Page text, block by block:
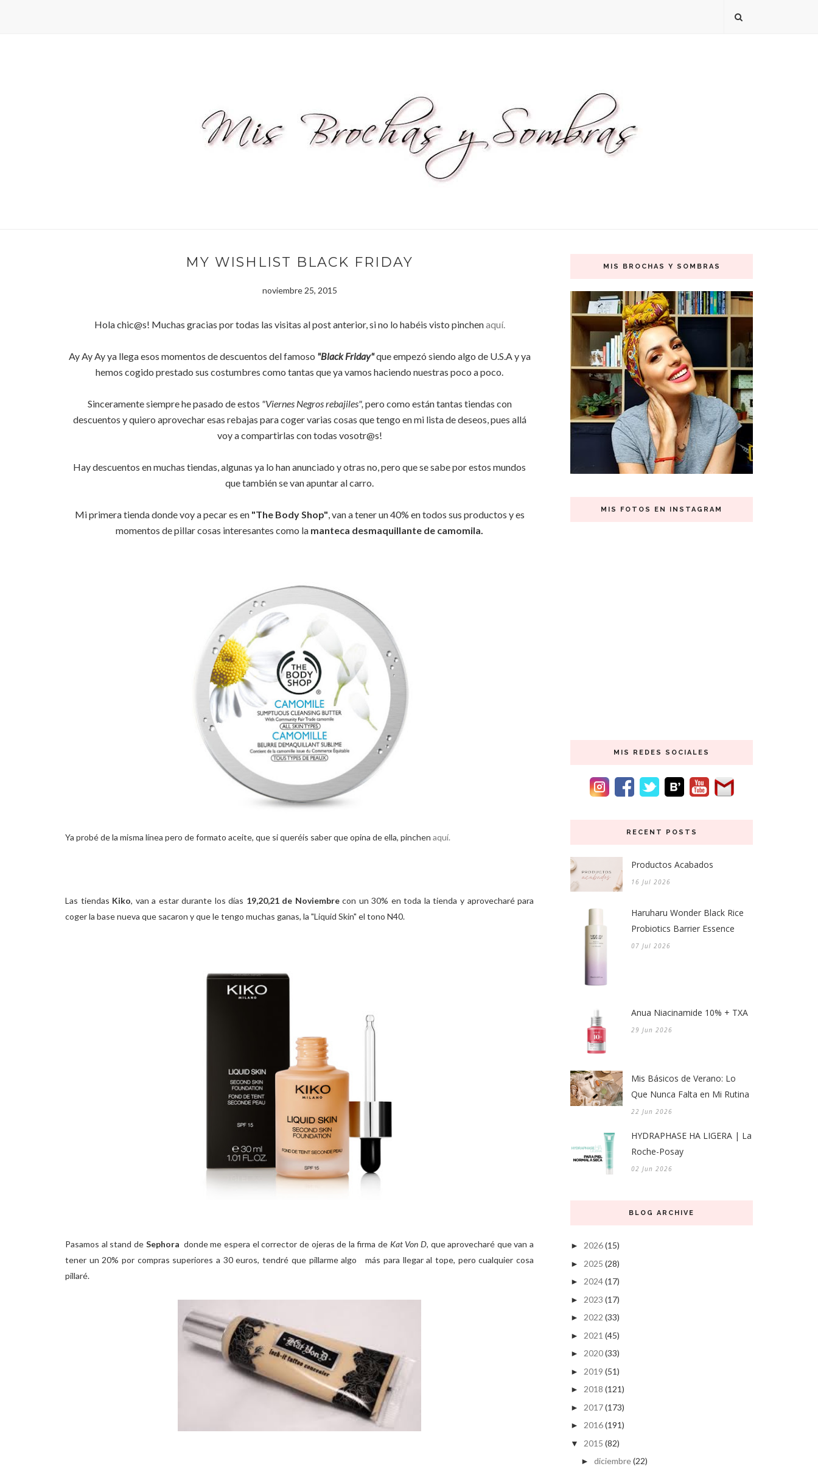
MY WISHLIST BLACK FRIDAY
noviembre 25, 2015
Hola chic@s! Muchas gracias por todas las visitas al post anterior, si no lo habéis visto pinchenaquí.
Ay Ay Ay ya llega esos momentos de descuentos del famoso "Black Friday"que empezó siendo algo de U.S.A y ya
hemos cogido prestado sus costumbres como tantas que ya vamos haciendo nuestras poco a poco.
Sinceramente siempre he pasado de estos "Viernes Negros rebajiles", pero como están tantas tiendas con
descuentos y quiero aprovechar esas rebajas para coger varias cosas que tengo en mi lista de deseos, pues allá
voy a compartirlas con todas vosotr@s!
Hay descuentos en muchas tiendas, algunas ya lo han anunciado y otras no, pero que se sabe por estos mundos
que también se van apuntar al carro.
Mi primera tienda donde voy a pecar es en "The Body Shop", van a tener un 40% en todos sus productos y es
momentos de pillar cosas interesantes como la manteca desmaquillante de camomila.
Ya probé de la misma línea pero de formato aceite, que si queréis saber que opina de ella, pinchen aquí.
Las tiendas Kiko, van a estar durante los días 19,20,21 de Noviembrecon un 30% en toda la tienda y aprovecharé para
coger la base nueva que sacaron y que le tengo muchas ganas, la "Liquid Skin" el tono N40.
Pasamos al stand de Sephora donde me espera el corrector de ojeras de la firma de Kat Von D, que aprovecharé que van a
tener un 20% por compras superiores a 30 euros, tendré que pillarme algo más para llegar al tope, pero cualquier cosa
pillaré.
MIS BROCHAS Y SOMBRAS
MIS FOTOS EN INSTAGRAM
MIS REDES SOCIALES
RECENT POSTS
Productos Acabados
16 Jul 2026
Haruharu Wonder Black Rice
Probiotics Barrier Essence
07 Jul 2026
Anua Niacinamide 10% + TXA
29 Jun 2026
Mis Básicos de Verano: Lo
Que Nunca Falta en Mi Rutina
22 Jun 2026
HYDRAPHASE HA LIGERA | La
Roche-Posay
02 Jun 2026
BLOG ARCHIVE
► 2026(15)
► 2025 (28)
► 2024(17)
► 2023 (17)
► 2022 (33)
► 2021 (45)
► 2020(33)
► 2019 (51)
► 2018 (121)
► 2017(173)
► 2016(191)
▼ 2015 (82)
► diciembre(22)